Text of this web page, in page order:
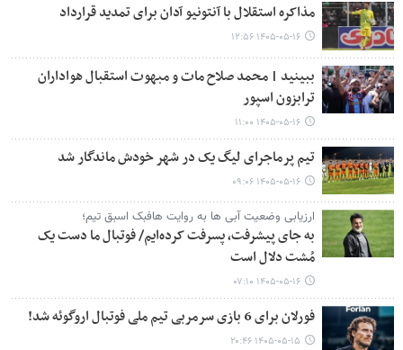
مذاکره استقلال با آنتونیو آدان برای تمدید قرارداد
۱۴۰۵-۰۵-۱۶ ۱۲:۵۶
ببینید | محمد صلاح مات و مبهوت استقبال هواداران
ترابزون اسپور
۱۴۰۵-۰۵-۱۶ ۱۱:۰۰
تیم پرماجرای لیگ یک در شهر خودش ماندگار شد
۱۴۰۵-۰۵-۱۶ ۰۹:۰۶
ارزیابی وضعیت آبی ها به روایت هافبک اسبق تیم؛
به جای پیشرفت، پسرفت کرده‌ایم/ فوتبال ما دست یک
مُشت دلال است
۱۴۰۵-۰۵-۱۶ ۰۷:۱۰
فورلان برای 6 بازی سرمربی تیم ملی فوتبال اروگوئه شد!
۱۴۰۵-۰۵-۱۵ ۲۰:۴۶